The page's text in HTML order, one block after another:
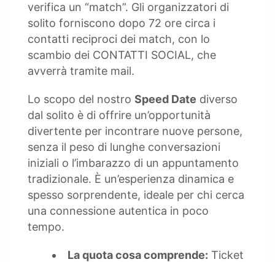
verifica un “match”. Gli organizzatori di
solito forniscono dopo 72 ore circa i
contatti reciproci dei match, con lo
scambio dei CONTATTI SOCIAL, che
avverrà tramite mail.
Lo scopo del nostro Speed Date diverso
dal solito è di offrire un’opportunità
divertente per incontrare nuove persone,
senza il peso di lunghe conversazioni
iniziali o l’imbarazzo di un appuntamento
tradizionale. È un’esperienza dinamica e
spesso sorprendente, ideale per chi cerca
una connessione autentica in poco
tempo.
La quota cosa comprende: Ticket